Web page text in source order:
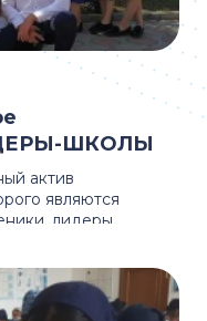
актив
являются
лидеры
ШКОЛЫ